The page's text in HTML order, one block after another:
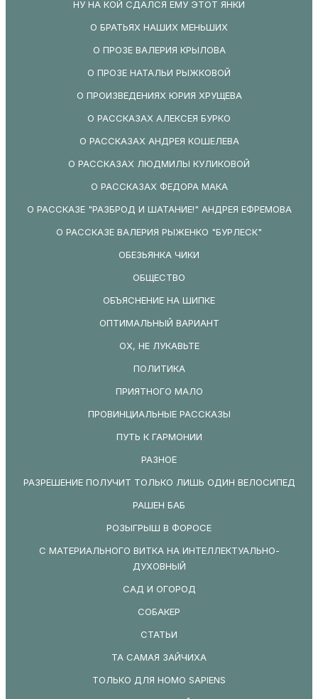
НУ НА КОЙ СДАЛСЯ ЕМУ ЭТОТ ЯНКИ
О БРАТЬЯХ НАШИХ МЕНЬШИХ
О ПРОЗЕ ВАЛЕРИЯ КРЫЛОВА
О ПРОЗЕ НАТАЛЬИ РЫЖКОВОЙ
О ПРОИЗВЕДЕНИЯХ ЮРИЯ ХРУЩЕВА
О РАССКАЗАХ АЛЕКСЕЯ БУРКО
О РАССКАЗАХ АНДРЕЯ КОШЕЛЕВА
О РАССКАЗАХ ЛЮДМИЛЫ КУЛИКОВОЙ
О РАССКАЗАХ ФЕДОРА МАКА
О РАССКАЗЕ "РАЗБРОД И ШАТАНИЕ!" АНДРЕЯ ЕФРЕМОВА
О РАССКАЗЕ ВАЛЕРИЯ РЫЖЕНКО "БУРЛЕСК"
ОБЕЗЬЯНКА ЧИКИ
ОБЩЕСТВО
ОБЪЯСНЕНИЕ НА ШИПКЕ
ОПТИМАЛЬНЫЙ ВАРИАНТ
ОХ, НЕ ЛУКАВЬТЕ
ПОЛИТИКА
ПРИЯТНОГО МАЛО
ПРОВИНЦИАЛЬНЫЕ РАССКАЗЫ
ПУТЬ К ГАРМОНИИ
РАЗНОЕ
РАЗРЕШЕНИЕ ПОЛУЧИТ ТОЛЬКО ЛИШЬ ОДИН ВЕЛОСИПЕД
РАШЕН БАБ
РОЗЫГРЫШ В ФОРОСЕ
С МАТЕРИАЛЬНОГО ВИТКА НА ИНТЕЛЛЕКТУАЛЬНО-
ДУХОВНЫЙ
САД И ОГОРОД
СОБАКЕР
СТАТЬИ
ТА САМАЯ ЗАЙЧИХА
ТОЛЬКО ДЛЯ HOMO SAPIENS